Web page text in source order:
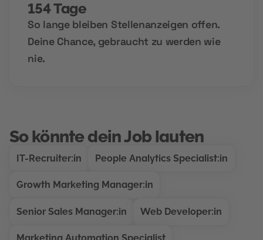
154 Tage
So lange bleiben Stellenanzeigen offen.
Deine Chance, gebraucht zu werden wie
nie.
So könnte dein Job lauten
IT-Recruiter:in People Analytics Specialist:in
Growth Marketing Manager:in
Senior Sales Manager:in Web Developer:in